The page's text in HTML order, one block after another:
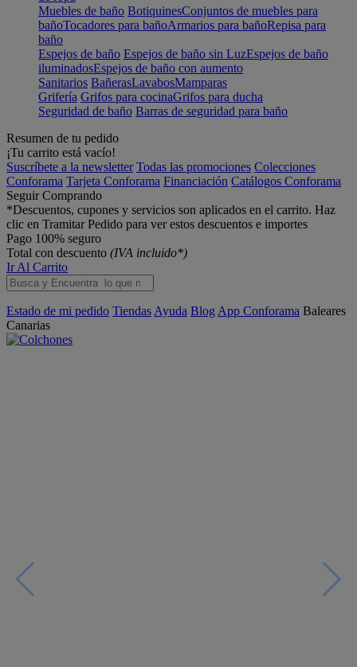
Muebles de baño BotiquinesConjuntos de muebles para
bañoTocadores para bañoArmarios para bañoRepisa para
baño
Espejos de baño Espejos de baño sin LuzEspejos de baño
iluminadosEspejos de baño con aumento
Sanitarios BañerasLavabosMamparas
Grifería Grifos para cocinaGrifos para ducha
Seguridad de baño Barras de seguridad para baño
Resumen de tu pedido
¡Tu carrito está vacío!
Suscríbete a la newsletter Todas las promociones Colecciones
Conforama Tarjeta Conforama Financiación Catálogos Conforama
Seguir Comprando
*Descuentos, cupones y servicios son aplicados en el carrito. Haz
clic en Tramitar Pedido para ver estos descuentos e importes
Pago 100% seguro
Total con descuento (IVA incluido*)
Ir Al Carrito
Estado de mi pedido Tiendas Ayuda Blog App Conforama Baleares
Canarias